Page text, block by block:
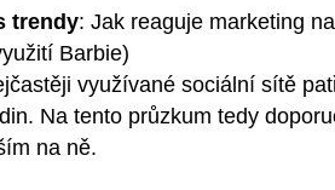
trendy: Jak reaguje marketing
Barbie)
využívané sociální sítě
Na tento průzkum tedy
na ně.